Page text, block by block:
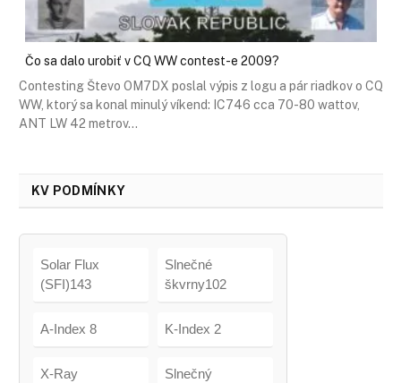
Čo sa dalo urobiť v CQ WW contest-e 2009?
Contesting Števo OM7DX poslal výpis z logu a pár riadkov o CQ
WW, ktorý sa konal minulý víkend: IC746 cca 70-80 wattov,
ANT LW 42 metrov…
KV PODMÍNKY
Solar Flux
(SFI)143
Slnečné
škvrny102
A-Index 8 K-Index 2
X-Ray
Slnečný